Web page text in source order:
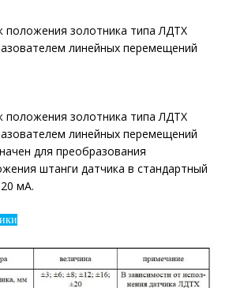
положения золотника типа ЛДТХ
линейных перемещений
положения золотника типа ЛДТХ
линейных перемещений
для преобразования
штанги датчика в стандартный
мА.